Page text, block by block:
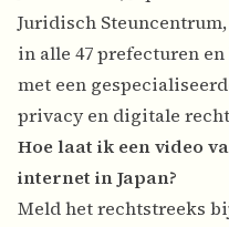
Juridisch
in alle 47 prefecturen
met een
privacy en digitale
Hoe laat ik een video
internet in Japan?
Meld het rechtstreeks